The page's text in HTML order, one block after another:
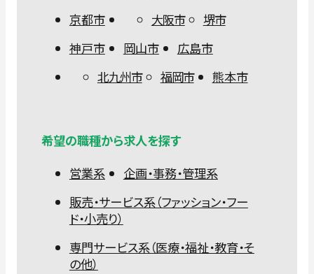
京都市
大阪市
堺市
神戸市
岡山市
広島市
北九州市
福岡市 熊本市
希望の職種から求人を探す
営業系
企画・事務・管理系
販売・サービス系（ファッション・フー
ド・小売り）
専門サービス系（医療・福祉・教育・そ
の他）